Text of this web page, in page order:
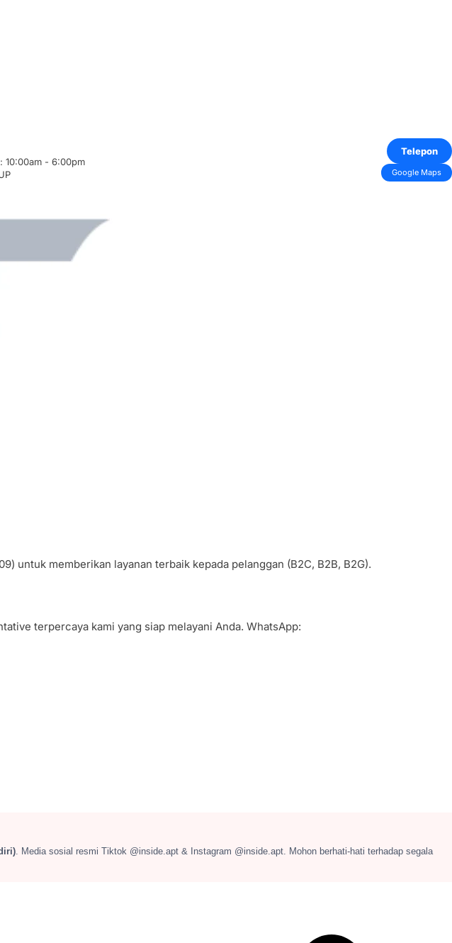
10:00am - 6:00pm
Telepon
Google Maps
untuk memberikan layanan terbaik kepada pelanggan (B2C, B2B, B2G).
terpercaya kami yang siap melayani Anda. WhatsApp:
. Media sosial resmi Tiktok @inside.apt & Instagram @inside.apt. Mohon berhati-hati terhadap segala